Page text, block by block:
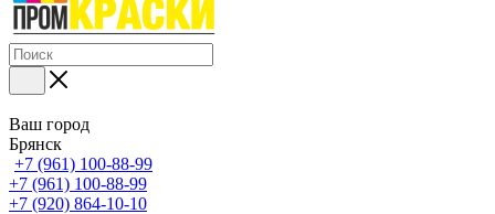
Ваш город
Брянск
+7 (961) 100-88-99
+7 (961) 100-88-99
+7 (920) 864-10-10